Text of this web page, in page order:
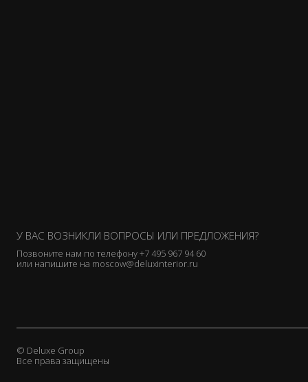
У ВАС ВОЗНИКЛИ ВОПРОСЫ ИЛИ ПРЕДЛОЖЕНИЯ?
Позвоните нам по телефону+7 495 967 94 60
или напишите на moscow@deluxinterior.ru
© Deluxe Group
Все права защищены